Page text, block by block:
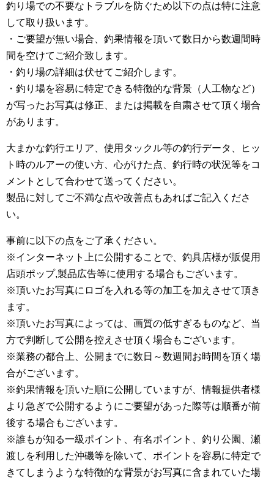
釣り場での不要なトラブルを防ぐため以下の点は特に注意
して取り扱います。
・ご要望が無い場合、釣果情報を頂いて数日から数週間時
間を空けてご紹介致します。
・釣り場の詳細は伏せてご紹介します。
・釣り場を容易に特定できる特徴的な背景（人工物など）
が写ったお写真は修正、または掲載を自粛させて頂く場合
があります。
大まかな釣行エリア、使用タックル等の釣行データ、ヒッ
ト時のルアーの使い方、心がけた点、釣行時の状況等をコ
メントとして合わせて送ってください。
製品に対してご不満な点や改善点もあればご記入くださ
い。
事前に以下の点をご了承ください。
※インターネット上に公開することで、釣具店様が販促用
店頭ポップ,製品広告等に使用する場合もございます。
※頂いたお写真にロゴを入れる等の加工を加えさせて頂き
ます。
※頂いたお写真によっては、画質の低すぎるものなど、当
方で判断して公開を控えさせ頂く場合もございます。
※業務の都合上、公開までに数日～数週間お時間を頂く場
合がございます。
※釣果情報を頂いた順に公開していますが、情報提供者様
より急ぎで公開するようにご要望があった際等は順番が前
後する場合もございます。
※誰もが知る一級ポイント、有名ポイント、釣り公園、瀬
渡しを利用した沖磯等を除いて、ポイントを容易に特定で
きてしまうような特徴的な背景がお写真に含まれていた場